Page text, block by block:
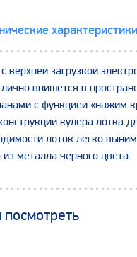
характеристики
верхней загрузкой
впишется в
с функцией «нажим
кулера лотка
лоток легко
металла черного цвета.